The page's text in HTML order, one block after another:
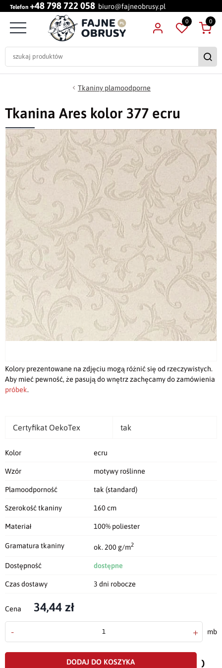
Telefon +48 798 722 058 biuro@fajneobrusy.pl
0 0
Tkaniny plamoodporne
Tkanina Ares kolor 377 ecru
Kolory prezentowane na zdjęciu mogą różnić się od rzeczywistych.
Aby mieć pewność, że pasują do wnętrz zachęcamy do zamówienia
próbek.
Certyfikat OekoTex tak
Kolor ecru
Wzór motywy roślinne
Plamoodporność tak (standard)
Szerokość tkaniny 160 cm
Materiał 100% poliester
Gramatura tkaniny ok. 200 g/m2
Dostępność dostępne
Czas dostawy 3 dni robocze
Cena 34,44 zł
- + mb
DODAJ DO KOSZYKA
do